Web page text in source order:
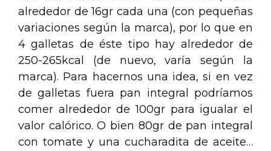
alrededor de 16gr cada una (con pequeñas
variaciones según la marca), por lo que en
4 galletas de éste tipo hay alrededor de
250-265kcal (de nuevo, varía según la
marca). Para hacernos una idea, si en vez
de galletas fuera pan integral podríamos
comer alrededor de 100gr para igualar el
valor calórico. O bien 80gr de pan integral
con tomate y una cucharadita de aceite…